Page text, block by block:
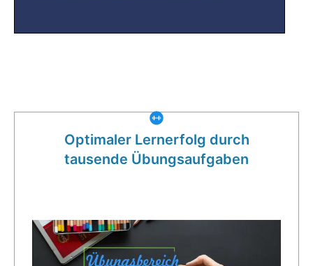
Optimaler Lernerfolg durch
tausende Übungsaufgaben